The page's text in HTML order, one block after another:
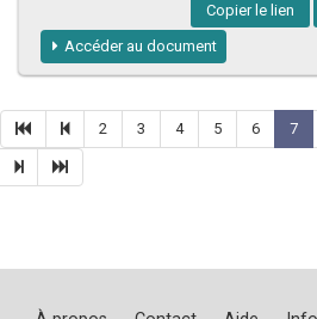
Copier le lien
Accéder au document
2 3 4 5 6 7